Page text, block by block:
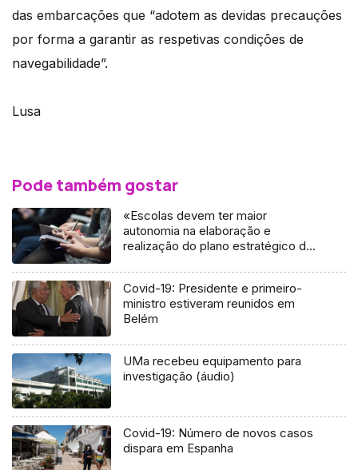
das embarcações que “adotem as devidas precauções
por forma a garantir as respetivas condições de
navegabilidade”.
Lusa
Pode também gostar
«Escolas devem ter maior
autonomia na elaboração e
realização do plano estratégico de
Covid-19: Presidente e primeiro-
ministro estiveram reunidos em
Belém
UMa recebeu equipamento para
investigação (áudio)
Covid-19: Número de novos casos
dispara em Espanha